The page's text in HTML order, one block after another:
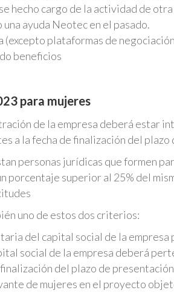
hecho cargo de la actividad de
ayuda Neotec en el pasado.
(excepto plataformas de
beneficios
para mujeres
de la empresa deberá estar
a la fecha de finalización del
personas jurídicas que formen
porcentaje superior al 25% del
uno de estos dos criterios:
del capital social de la empresa
social de la empresa deberá
del plazo de
de mujeres en el proyecto